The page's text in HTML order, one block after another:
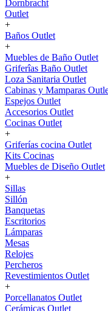
Dornbracht
Outlet
+
Baños Outlet
+
Muebles de Baño Outlet
Griferîas Baño Outlet
Loza Sanitaria Outlet
Cabinas y Mamparas
Espejos Outlet
Accesorios Outlet
Cocinas Outlet
+
Griferías cocina Outlet
Kits Cocinas
Muebles de Diseño Outlet
+
Sillas
Sillón
Banquetas
Escritorios
Lámparas
Mesas
Relojes
Percheros
Revestimientos Outlet
+
Porcellanatos Outlet
Cerámicas Outlet